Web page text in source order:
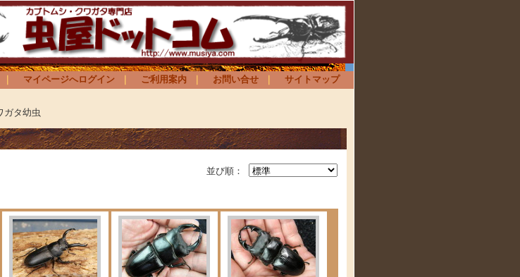
マイページへログイン ご利用案内 お問い合せ サイトマップ
タ幼虫
並び順：